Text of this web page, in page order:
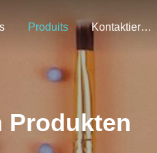
Produits Kontaktieren Sie Uns
Produkten